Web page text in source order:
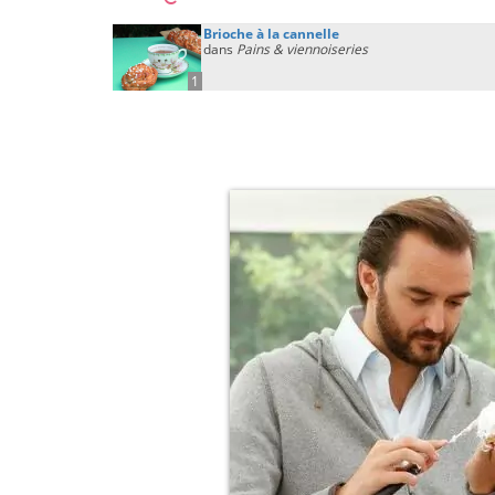
1
Brioche à la cannelle
dans Pains & viennoiseries